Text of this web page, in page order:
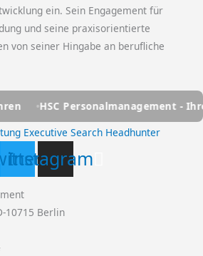
ein. Sein Engagement für
und seine praxisorientierte
von seiner Hingabe an berufliche
- Ihre Personalberatung
Instagram
10715 Berlin